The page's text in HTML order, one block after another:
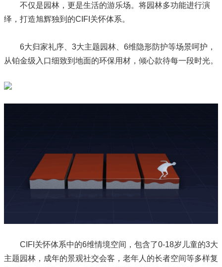
不仅是园林，更是生活的游乐场。将园林多功能进行演
绎，打造旭辉独到的CIFI关怀体系。
6大归家礼序、3大主题园林、6维隐形防护等场景呵护，
从铂金级入口细致到地面的环保用材，倾心款待每一段时光。
CIFI关怀体系中的6维情境空间，包含了0-18岁儿童的3大
主题园林，成年的景观社交会客，老年人的长者空间等多样复